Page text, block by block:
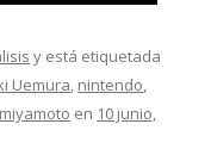
y está etiquetada
Uemura, nintendo,
en 10 junio,